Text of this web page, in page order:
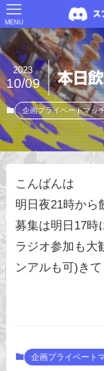
MENU
本日
2023
10/09
企画プライベートマッ
こんばんは
明日夜21時から
募集は明日17時
ラジオ参加も大
ンアルも可)き
企画プライベート